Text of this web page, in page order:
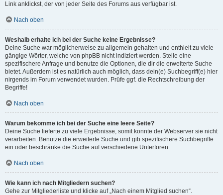
Link anklickst, der von jeder Seite des Forums aus verfügbar ist.
Nach oben
Weshalb erhalte ich bei der Suche keine Ergebnisse?
Deine Suche war möglicherweise zu allgemein gehalten und enthielt zu viele
gängige Wörter, welche von phpBB nicht indiziert werden. Stelle eine
spezifischere Anfrage und benutze die Optionen, die dir die erweiterte Suche
bietet. Außerdem ist es natürlich auch möglich, dass dein(e) Suchbegriff(e) hier
nirgends im Forum verwendet wurden. Prüfe ggf. die Rechtschreibung der
Begriffe!
Nach oben
Warum bekomme ich bei der Suche eine leere Seite?
Deine Suche lieferte zu viele Ergebnisse, somit konnte der Webserver sie nicht
verarbeiten. Benutze die erweiterte Suche und gib spezifischere Suchbegriffe
ein oder beschränke die Suche auf verschiedene Unterforen.
Nach oben
Wie kann ich nach Mitgliedern suchen?
Gehe zur Mitgliederliste und klicke auf „Nach einem Mitglied suchen“.